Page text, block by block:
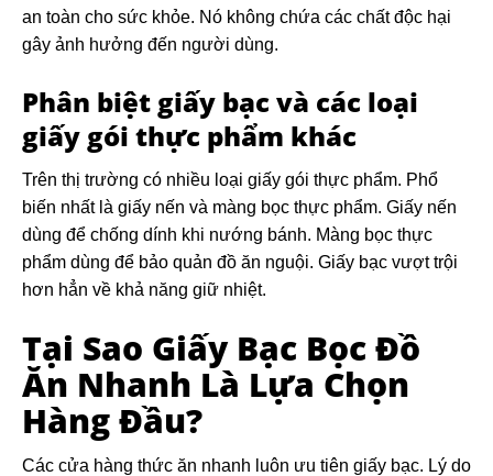
an toàn cho sức khỏe. Nó không chứa các chất độc hại
gây ảnh hưởng đến người dùng.
Phân biệt giấy bạc và các loại
giấy gói thực phẩm khác
Trên thị trường có nhiều loại giấy gói thực phẩm. Phổ
biến nhất là giấy nến và màng bọc thực phẩm. Giấy nến
dùng để chống dính khi nướng bánh. Màng bọc thực
phẩm dùng để bảo quản đồ ăn nguội. Giấy bạc vượt trội
hơn hẳn về khả năng giữ nhiệt.
Tại Sao Giấy Bạc Bọc Đồ
Ăn Nhanh Là Lựa Chọn
Hàng Đầu?
Các cửa hàng thức ăn nhanh luôn ưu tiên giấy bạc. Lý do